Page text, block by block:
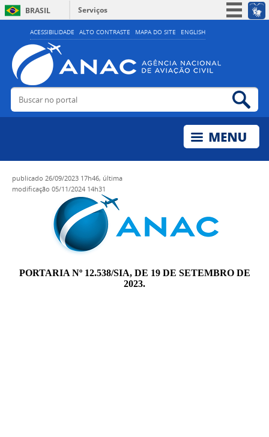
ACESSIBILIDADE ALTO CONTRASTE MAPA DO SITE ENGLISH
BRASIL
Serviços
Simplifique!
Acesso à informação
Legislação
Buscar no portal
publicado 26/09/2023 17h46, última
modificação 05/11/2024 14h31
PORTARIA Nº 12.538/SIA, DE 19 DE SETEMBRO DE
2023.